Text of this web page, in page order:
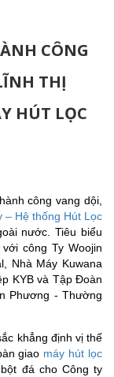
CÔNG
THỊ
HÚT LỌC
công vang dội,
– Hệ thống Hút Lọc
nước. Tiêu biểu
công Ty Woojin
Nhà Máy Kuwana
KYB và Tập Đoàn
Phương - Thường
khẳng định vị thế
giao máy hút lọc
đá cho Công ty